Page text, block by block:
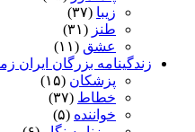
زیبا (۳۷)
طنز (۳۱)
عشق (۱۱)
زندگینامه بزرگان ایران
پزشکان (۱۵)
خطاط (۳۷)
خواننده (۵)